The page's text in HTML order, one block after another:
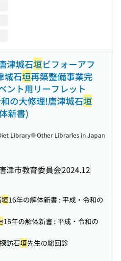
津城石垣ビフォーアフ
城石垣再築整備事業完
ント用リーフレット
の大修理!唐津城石垣
新書)
津市教育委員会2024.12
Library Other Libraries in Japan
垣16年の解体新書 : 平成・令和の
16年の解体新書 : 平成・令和の
探訪石垣先生の総回診